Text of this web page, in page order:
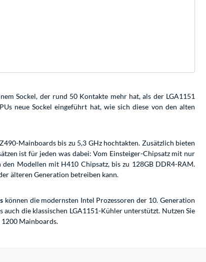
Sockel, der rund 50 Kontakte mehr hat, als der LGA1151
neue Sockel eingeführt hat, wie sich diese von den alten
Mainboards bis zu 5,3 GHz hochtakten. Zusätzlich bieten
ist für jeden was dabei: Vom Einsteiger-Chipsatz mit nur
Modellen mit H410 Chipsatz, bis zu 128GB DDR4-RAM.
älteren Generation betreiben kann.
können die modernsten Intel Prozessoren der 10. Generation
die klassischen LGA1151-Kühler unterstützt. Nutzen Sie
Mainboards.